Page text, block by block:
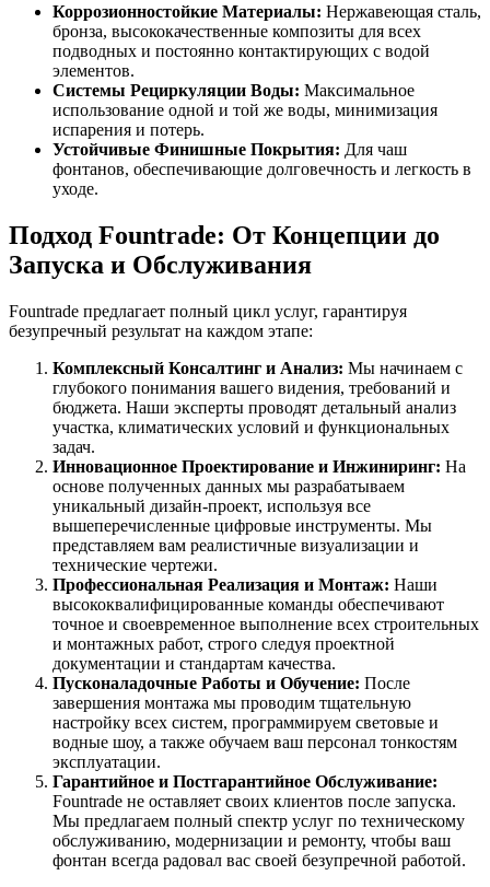
Коррозионностойкие Материалы: Нержавеющая сталь,
бронза, высококачественные композиты для всех
подводных и постоянно контактирующих с водой
элементов.
Системы Рециркуляции Воды: Максимальное
использование одной и той же воды, минимизация
испарения и потерь.
Устойчивые Финишные Покрытия: Для чаш
фонтанов, обеспечивающие долговечность и легкость в
уходе.
Подход Fountrade: От Концепции до
Запуска и Обслуживания
Fountrade предлагает полный цикл услуг, гарантируя
безупречный результат на каждом этапе:
Комплексный Консалтинг и Анализ: Мы начинаем с
глубокого понимания вашего видения, требований и
бюджета. Наши эксперты проводят детальный анализ
участка, климатических условий и функциональных
задач.
Инновационное Проектирование и Инжиниринг: На
основе полученных данных мы разрабатываем
уникальный дизайн-проект, используя все
вышеперечисленные цифровые инструменты. Мы
представляем вам реалистичные визуализации и
технические чертежи.
Профессиональная Реализация и Монтаж: Наши
высококвалифицированные команды обеспечивают
точное и своевременное выполнение всех строительных
и монтажных работ, строго следуя проектной
документации и стандартам качества.
Пусконаладочные Работы и Обучение: После
завершения монтажа мы проводим тщательную
настройку всех систем, программируем световые и
водные шоу, а также обучаем ваш персонал тонкостям
эксплуатации.
Гарантийное и Постгарантийное Обслуживание:
Fountrade не оставляет своих клиентов после запуска.
Мы предлагаем полный спектр услуг по техническому
обслуживанию, модернизации и ремонту, чтобы ваш
фонтан всегда радовал вас своей безупречной работой.